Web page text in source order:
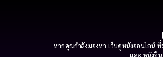
หากคุณกำลังมองหา เว็บดูหนังออนไลน์
และ หนังจี